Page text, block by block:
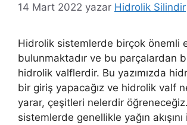
14 Mart 2022 yazar Hidrolik Silindir
Hidrolik sistemlerde birçok önemli
bulunmaktadır ve bu parçalardan
hidrolik valflerdir. Bu yazımızda
bir giriş yapacağız ve hidrolik valf
yarar, çeşitleri nelerdir
sistemlerde genellikle yağın